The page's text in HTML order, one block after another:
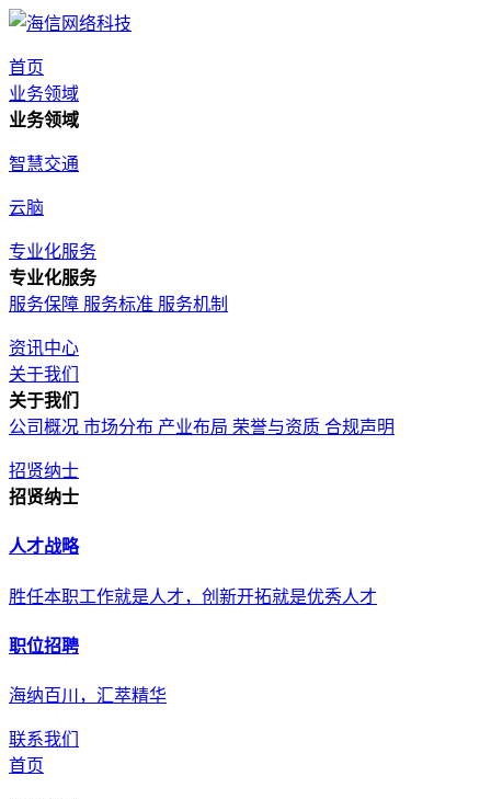
首页
业务领域
业务领域
智慧交通
云脑
专业化服务
专业化服务
服务保障 服务标准 服务机制
资讯中心
关于我们
关于我们
公司概况 市场分布 产业布局 荣誉与资质 合规声明
招贤纳士
招贤纳士
人才战略
胜任本职工作就是人才，创新开拓就是优秀人才
职位招聘
海纳百川，汇萃精华
联系我们
首页